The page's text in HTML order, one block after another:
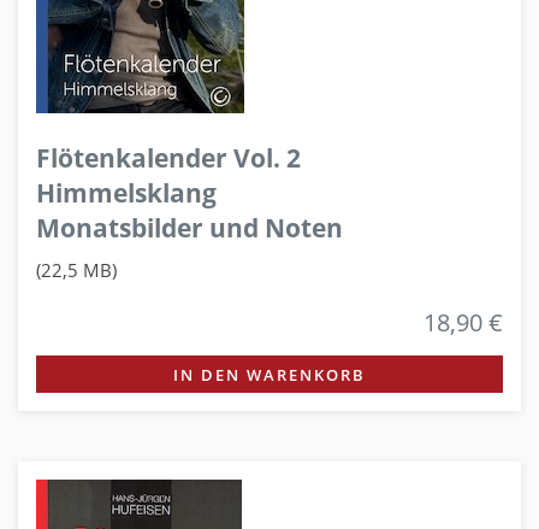
Flötenkalender Vol. 2
Himmelsklang
Monatsbilder und Noten
(22,5 MB)
18,90 €
IN DEN WARENKORB